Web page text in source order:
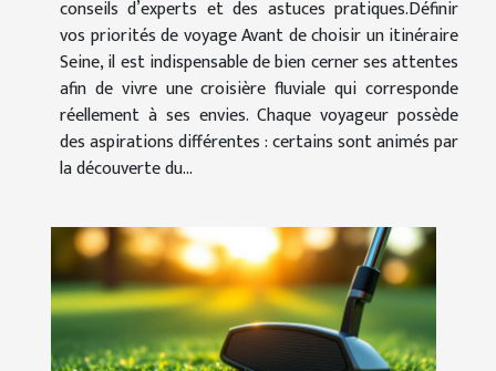
conseils d’experts et des astuces pratiques.Définir
vos priorités de voyage Avant de choisir un itinéraire
Seine, il est indispensable de bien cerner ses attentes
afin de vivre une croisière fluviale qui corresponde
réellement à ses envies. Chaque voyageur possède
des aspirations différentes : certains sont animés par
la découverte du...